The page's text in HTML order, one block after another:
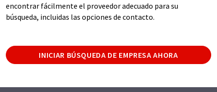
encontrar fácilmente el proveedor adecuado para su
búsqueda, incluidas las opciones de contacto.
INICIAR BÚSQUEDA DE EMPRESA AHORA